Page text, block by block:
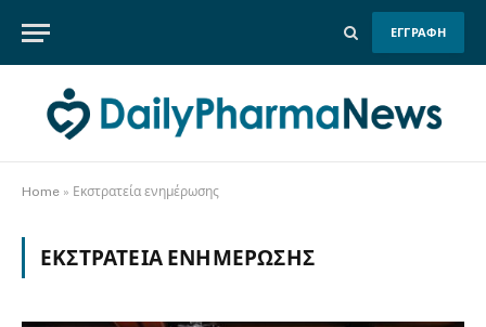
ΕΓΓΡΑΦΗ
Home » Εκστρατεία ενημέρωσης
ΕΚΣΤΡΑΤΕΊΑ ΕΝΗΜΈΡΩΣΗΣ